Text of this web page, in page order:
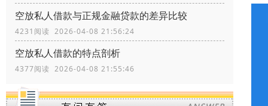
空放私人借款与正规金融贷款的差异比较
4231阅读 2026-04-08 21:56:24
空放私人借款的特点剖析
4377阅读 2026-04-08 21:55:46